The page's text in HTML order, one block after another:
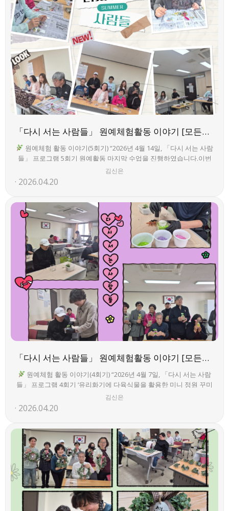
「다시 서는 사람들」 원예체험활동 이야기 [모든권익지원팀]
원예체험 활동 이야기(5회기) “2026년 4월 14일, 「다시 서는 사람
들」 프로그램 5회기 원예활동 마지막 수업을 진행하였습니다.이번
활동에서는 ‘젤 캔들을 활용한 향초 만들기’를 통해 다양한 향과 장식
재료를 활용하여 각자의 개성을 담은 작품을 완성하는 시간을 가졌습
김신은
2026.04.20
「다시 서는 사람들」 원예체험활동 이야기 [모든권익지원팀]
원예체험 활동 이야기(4회기) “2026년 4월 7일, 「다시 서는 사람
들」 프로그램 4회기 ‘유리화기에 다육식물을 활용한 미니 정원 꾸미
기’를 진행하였습니다.참여자들은 투명한 유리화기와 알록달록 돌을
활용해 다육식물을 배치하며 자신만의 미니 정원을 꾸미고, 자연을
김신은
2026.04.20